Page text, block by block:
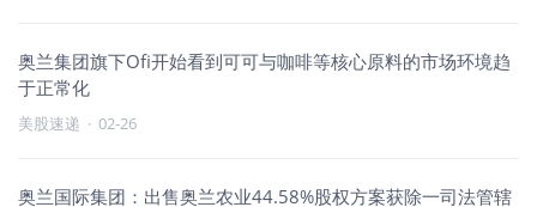
奥兰集团旗下Ofi开始看到可可与咖啡等核心原料的市场环境趋
于正常化
美股速递 · 02-26
奥兰国际集团：出售奥兰农业44.58%股权方案获除一司法管辖